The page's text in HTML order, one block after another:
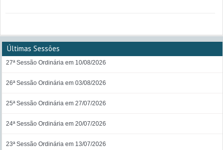
Últimas Sessões
27ª Sessão Ordinária em 10/08/2026
26ª Sessão Ordinária em 03/08/2026
25ª Sessão Ordinária em 27/07/2026
24ª Sessão Ordinária em 20/07/2026
23ª Sessão Ordinária em 13/07/2026